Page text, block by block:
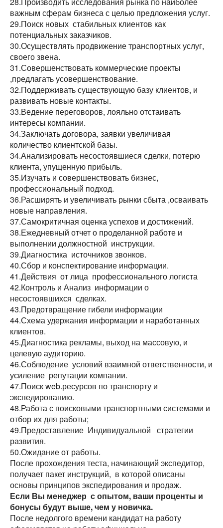
важным сферам бизнеса с целью предложения услуг.
29.Поиск новых стабильных клиентов как
потенциальных заказчиков.
30.Осуществлять продвижение транспортных услуг,
своего звена.
31.Совершенствовать коммерческие проекты
,предлагать усовершенствование.
32.Поддерживать существующую базу клиентов, и
развивать новые контакты.
33.Ведение переговоров, лояльно отстаивать
интересы компании.
34.Заключать договора, заявки увеличивая
количество клиентской базы.
34.Анализировать несостоявшиеся сделки, потерю
клиента, упущенную прибыль.
35.Изучать и совершенствовать бизнес,
профессиональный подход.
36.Расширять и увеличивать рынки сбыта ,осваивать
новые направления.
37.Самокритичная оценка успехов и достижений.
38.Ежедневный отчет о проделанной работе и
выполнении должностной инструкции.
39.Диагностика источников звонков.
40.Сбор и конспектирование информации.
41.Действия от лица профессионального логиста
42.Контроль и Анализ информации о
несостоявшихся сделках.
43.Предотвращение гибели информации
44.Схема удержания информации и наработанных
клиентов.
45.Диагностика рекламы, выход на массовую, и
целевую аудиторию.
46.Соблюдение условий взаимной ответственности, и
усиление репутации компании.
47.Поиск web.ресурсов по транспорту и
экспедированию.
48.Работа с поисковыми транспортными системами и
отбор их для работы;
49.Предоставление Индивидуальной стратегии
развития.
50.Ожидание от работы.
После прохождения теста, начинающий экспедитор,
получает пакет инструкций, в которой описаны
основы принципов экспедирования и продаж.
Если Вы менеджер с опытом, ваши проценты и
бонусы будут выше, чем у новичка.
После недолгого времени кандидат на работу
Узнать стоимость перевозки
Страна загрузки
Разместить транспорт для поиска груза
Страна загрузки